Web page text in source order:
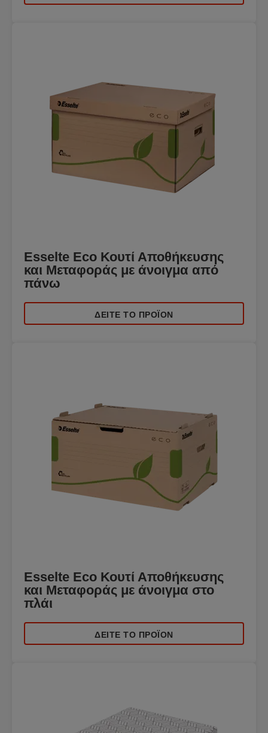
Esselte Eco Κουτί Αποθήκευσης
και Μεταφοράς με άνοιγμα από
πάνω
ΔΕΊΤΕ ΤΟ ΠΡΟΪΌΝ
Esselte Eco Κουτί Αποθήκευσης
και Μεταφοράς με άνοιγμα στο
πλάι
ΔΕΊΤΕ ΤΟ ΠΡΟΪΌΝ